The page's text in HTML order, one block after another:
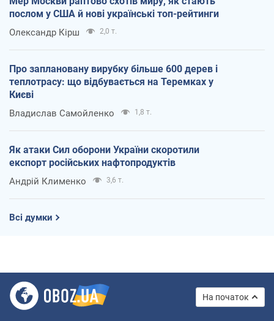
послом у США й нові українські топ-рейтинги
Олександр Кірш 2,0 т.
Про заплановану вирубку більше 600 дерев і
теплотрасу: що відбувається на Теремках у
Києві
Владислав Самойленко 1,8 т.
Як атаки Сил оборони України скоротили
експорт російських нафтопродуктів
Андрій Клименко 3,6 т.
Всі думки
На початок